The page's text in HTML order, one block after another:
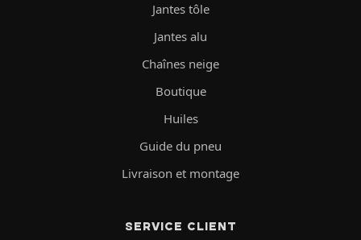
Jantes tôle
Jantes alu
Chaînes neige
Boutique
Huiles
Guide du pneu
Livraison et montage
SERVICE CLIENT